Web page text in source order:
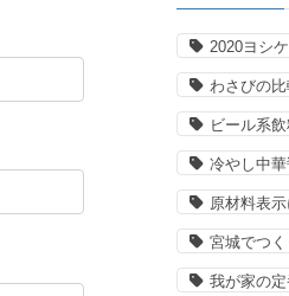
2020ヨシ
わさびの比
ビール系
冷やし中
原材料表
宮城でつ
我が家の